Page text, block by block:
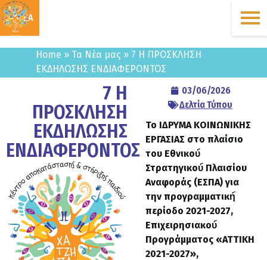
ΔΩΡΕΑ
Home » Τα Νέα μας » 7 Η ΠΡΟΣΚΛΗΣΗ
ΕΚΔΗΛΩΣΗΣ ΕΝΔΙΑΦΕΡΟΝΤΟΣ
7 Η
ΠΡΟΣΚΛΗΣΗ
ΕΚΔΗΛΩΣΗΣ
ΕΝΔΙΑΦΕΡΟΝΤΟΣ
03/06/2026
Δελτία Τύπου
Το ΙΔΡΥΜΑ ΚΟΙΝΩΝΙΚΗΣ
ΕΡΓΑΣΙΑΣ στο πλαίσιο
του Εθνικού́
Στρατηγικού́ Πλαισίου
Αναφοράς (ΕΣΠΑ) για
την προγραμματική́
περίοδο 2021-2027,
Επιχειρησιακού́
Προγράμματος «ΑΤΤΙΚΗ
2021-2027»,